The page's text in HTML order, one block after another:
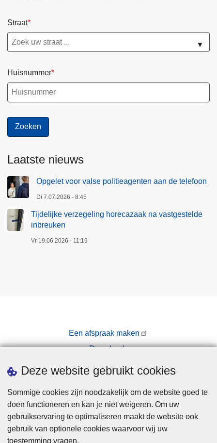
Deze website gebruikt cookies
Sommige cookies zijn noodzakelijk om de website goed te
doen functioneren en kan je niet weigeren. Om uw
gebruikservaring te optimaliseren maakt de website ook
gebruik van optionele cookies waarvoor wij uw
toestemming vragen.
Straat
▼
Huisnummer
Laatste nieuws
Opgelet voor valse politieagenten aan de telefoon
Di 7.07.2026 - 8:45
Tijdelijke verzegeling horecazaak na vastgestelde
inbreuken
Vr 19.06.2026 - 11:19
Een afspraak maken
Downloads